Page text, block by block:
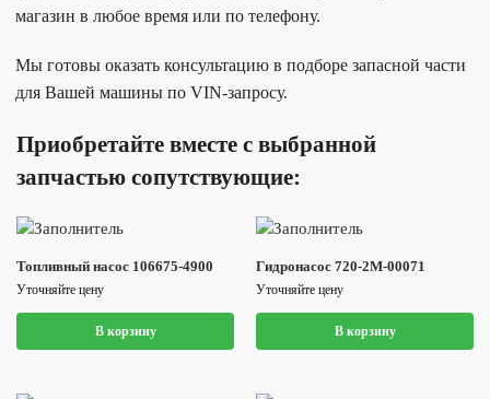
магазин в любое время или по телефону.
Мы готовы оказать консультацию в подборе запасной части
для Вашей машины по VIN-запросу.
Приобретайте вместе с выбранной
запчастью сопутствующие:
Топливный насос 106675-4900
Уточняйте цену
В корзину
Гидронасос 720-2M-00071
Уточняйте цену
В корзину